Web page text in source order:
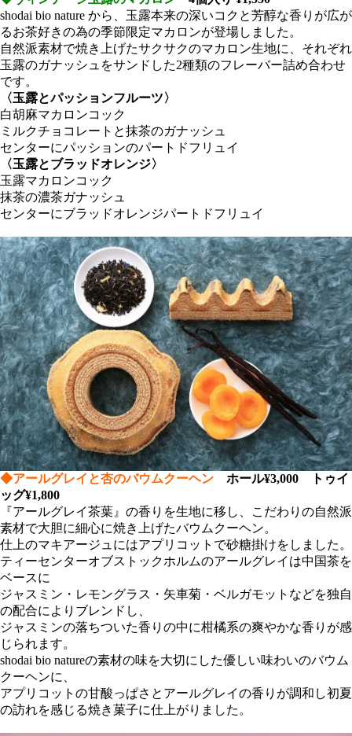
shodai bio nature から、玉露本来の深いコクと芳醇な香りが広が
るお茶好きの為の季節限定マカロンが登場しました。
自然派素材で焼き上げたサクサクのマカロン生地に、それぞれ
玉露のガナッシュをサンドした2種類のフレーバー詰め合わせ
です。
〈玉露とパッションフルーツ〉
白胡麻マカロンコック
ミルクチョコレートと抹茶のガナッシュ
センターにパッションのパートドフリュイ
〈玉露とブラッドオレンジ〉
玉露マカロンコック
抹茶の濃茶ガナッシュ
センターにブラッドオレンジパートドフリュイ
◆アールグレイと杏のバウムクーヘン ホール¥3,000 トゥイ
ッグ¥1,800
『アールグレイ茶葉』の香りを生地に移し、こだわりの自然派
素材で大胆に細心に焼き上げたバウムクーヘン。
仕上のマキアージュにはアプリコットで砂糖掛けをしました。
ティーセンターオブストックホルムのアールグレイは中国茶を
ベースに
ジャスミン・レモングラス・矢車菊・ベルガモットなどを独自
の配合によりブレンドし、
ジャスミンの落ちついた香りの中に柑橘系の爽やかな香りが感
じられます。
shodai bio natureの素材の味を大切にした優しい味わいのバウム
クーヘンに、
アプリコットの甘酸っぱさとアールグレイの香りが調和し初夏
の訪れを感じる焼き菓子に仕上がりました。